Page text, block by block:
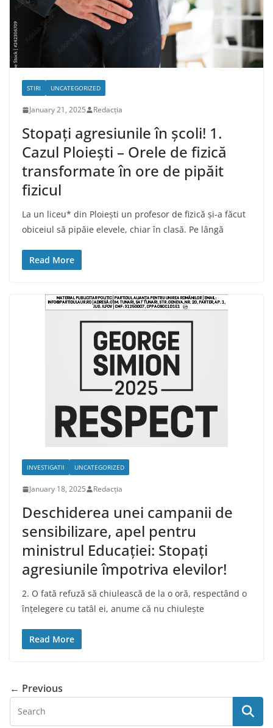
STIRI UNCATEGORIZED
January 21, 2025 Redacția
Stopați agresiunile în școli! 1.
Cazul Ploiești – Orele de fizică
transformate în ore de pipăit
fizicul
La un liceu* din Ploiești un profesor de fizică și-a făcut
obiceiul să pipăie elevele, chiar în clasă. Pe lângă
Read More
INVESTIGATII UNCATEGORIZED
January 18, 2025 Redacția
Deschiderea unei campanii de
sensibilizare, apel pentru
ministrul Educației: Stopați
agresiunile împotriva elevilor!
2. O fată refuză să chiulească de la o oră, respectând o
înțelegere cu tatâl ei, anume că nu chiulește
Read More
← Previous